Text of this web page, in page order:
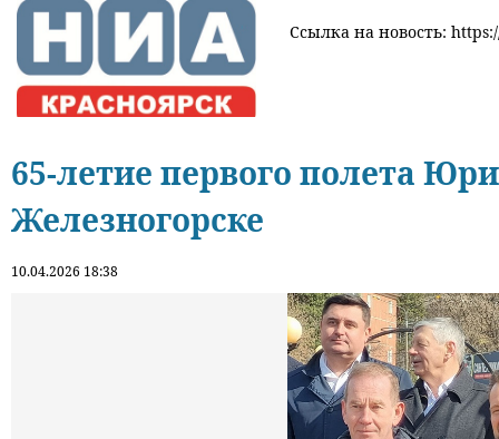
Ссылка на новость:
65-летие первого полета
Железногорске
10.04.2026 18:38